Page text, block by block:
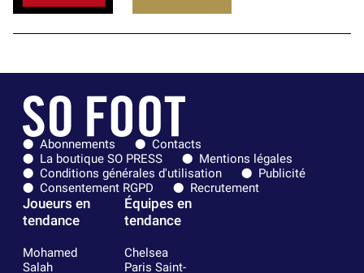
Abonnements
Contacts
La boutique SO PRESS
Mentions légales
Conditions générales d'utilisation
Publicité
Consentement RGPD
Recrutement
Joueurs en
tendance
Mohamed
Salah
Équipes en
tendance
Chelsea
Paris Saint-